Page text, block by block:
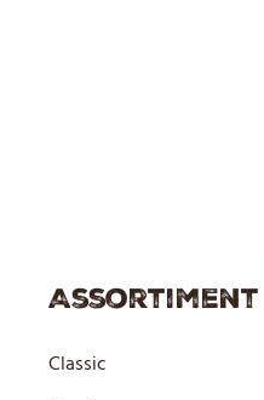
Assortiment
Classic